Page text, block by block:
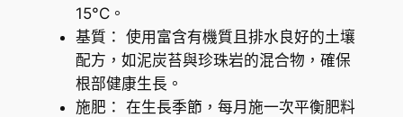
15°C。
基質： 使用富含有機質且排水良好的土壤
配方，如泥炭苔與珍珠岩的混合物，確保
根部健康生長。
施肥： 在生長季節，每月施一次平衡肥料